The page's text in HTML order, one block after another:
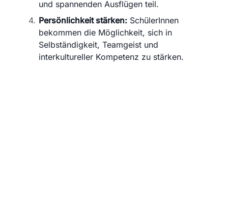
und spannenden Ausflügen teil.
Persönlichkeit stärken:SchülerInnen
bekommen die Möglichkeit, sich in
Selbständigkeit, Teamgeist und
interkultureller Kompetenz zu stärken.